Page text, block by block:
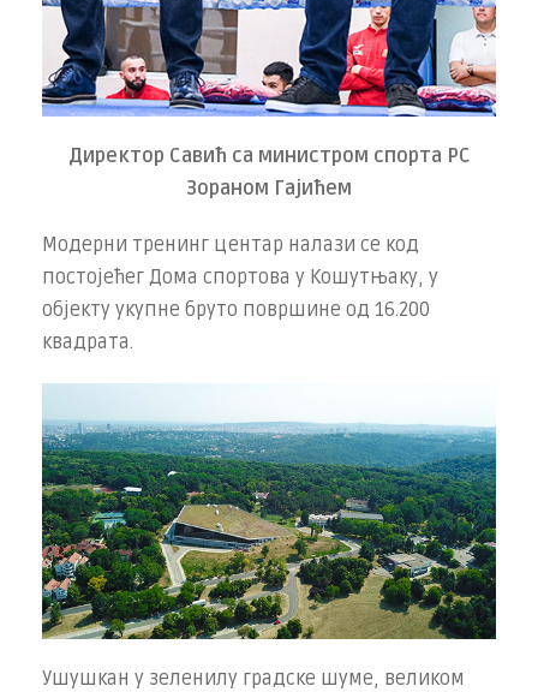
Директор Савић са министром спорта РС
Зораном Гајићем
Модерни тренинг центар налази се код
постојећег Дома спортова у Кошутњаку, у
објекту укупне бруто површине од 16.200
квадрата.
Ушушкан у зеленилу градске шуме, великом